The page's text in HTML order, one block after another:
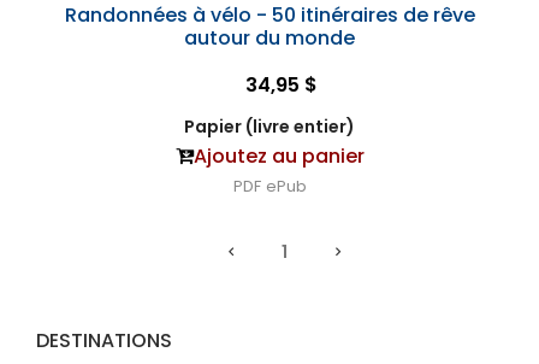
DESTINATIONS
Randonnées à vélo - 50 itinéraires de rêve
autour du monde
34,95 $
Papier (livre entier)
Ajoutez au panier
PDF ePub
1